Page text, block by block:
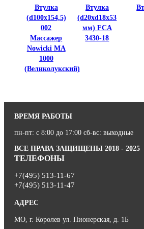
Втулка
(d100x154,5)
002
Массажер
Nowicki МА
1000
(Великолукский)
Втулка
(d20xd18x53
мм) FCA
3430-18
ВРЕМЯ РАБОТЫ
пн-пт: с 8:00 до 17:00 сб-вс: выходные
ВСЕ ПРАВА ЗАЩИЩЕНЫ 2018 - 2025
ТЕЛЕФОНЫ
+7(495) 513-11-67
+7(495) 513-11-47
АДРЕС
МО, г. Королев ул. Пионерская, д. 1Б